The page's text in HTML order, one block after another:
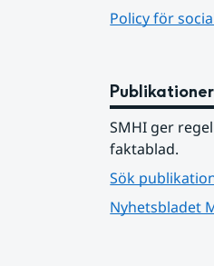
Policy för
Publikationer
SMHI ger
faktablad.
Sök
Nyhetsbladet